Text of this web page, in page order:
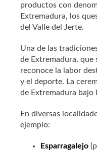
productos con
Extremadura, los
del Valle del Jerte.
Una de las
de Extremadura, que
reconoce la labor
y el deporte. La
de Extremadura bajo
En diversas
ejemplo:
Esparragalejo